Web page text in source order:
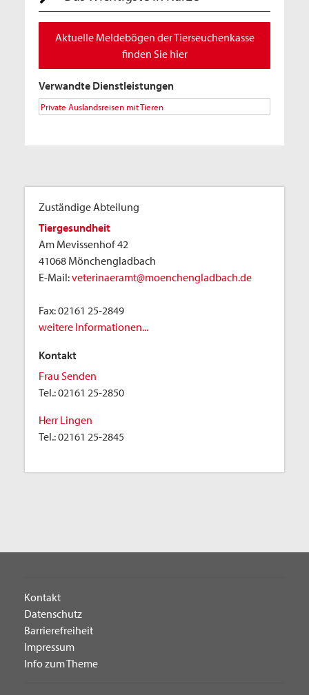
Aktuelle Meldebögen der Tierseuchenkasse
finden Sie hier
Verwandte Dienstleistungen
Private Auslandsreisen mit Tieren
Zuständige Abteilung
Tiergesundheit
Am Mevissenhof 42
41068 Mönchengladbach
E-Mail:veterinaeramt@moenchengladbach.de
Fax:02161 25-2849
weitere Informationen...
Kontakt
Frau Senden
Tel.:02161 25-2850
Herr Lingen
Tel.:02161 25-2845
Kontakt
Datenschutz
Barrierefreiheit
Impressum
Info zum Theme